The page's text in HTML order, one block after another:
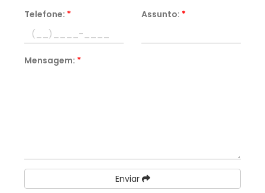
Telefone: * Assunto: *
Mensagem: *
Enviar